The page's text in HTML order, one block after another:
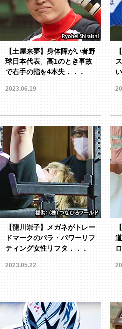
【土屋来夢】身体障がい者野
球日本代表。高1のとき事故
で右手の指を4本失．．．
2023.06.19
【龍川崇子】メガネがトレー
ドマークのパラ・パワーリフ
ティング女性リフタ．．．
2023.05.22